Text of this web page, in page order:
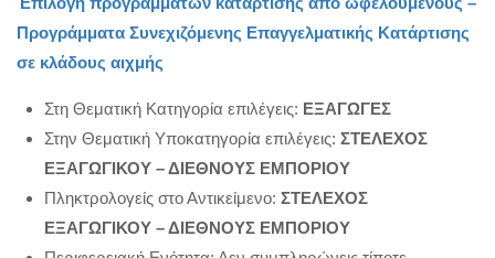
Προγράμματα Συνεχιζόμενης Επαγγελματικής Κατάρτισης
σε κλάδους αιχμής
Στη Θεματική Κατηγορία επιλέγεις: ΕΞΑΓΩΓΕΣ
Στην Θεματική Υποκατηγορία επιλέγεις: ΣΤΕΛΕΧΟΣ
ΕΞΑΓΩΓΙΚΟΥ – ΔΙΕΘΝΟΥΣ ΕΜΠΟΡΙΟΥ
Πληκτρολογείς στο Αντικείμενο: ΣΤΕΛΕΧΟΣ
ΕΞΑΓΩΓΙΚΟΥ – ΔΙΕΘΝΟΥΣ ΕΜΠΟΡΙΟΥ